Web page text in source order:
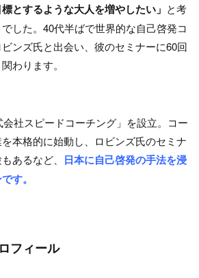
標とするような大人を増やしたい」 と考
した。40代半ばで世界的な自己啓発コ
ンズ氏と出会い、彼のセミナーに60回
わります。
社スピードコーチング」を設立。コー
本格的に始動し、ロビンズ氏のセミナ
あるなど、 日本に自己啓発の手法を浸
す。
フィール